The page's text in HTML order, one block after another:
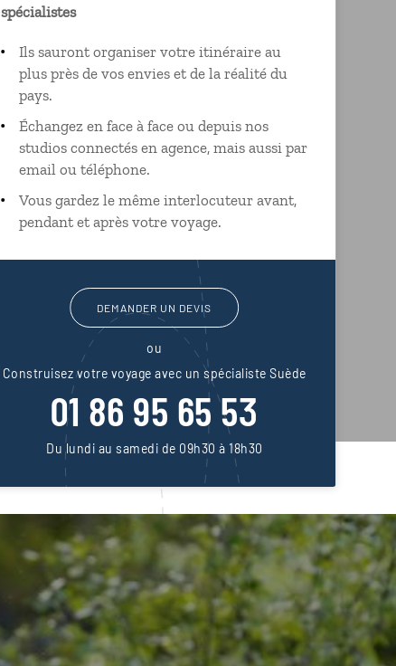
spécialistes
Ils sauront organiser votre itinéraire au
plus près de vos envies et de la réalité du
pays.
Échangez en face à face ou depuis nos
studios connectés en agence, mais aussi par
email ou téléphone.
Vous gardez le même interlocuteur avant,
pendant et après votre voyage.
DEMANDER UN DEVIS
ou
Construisez votre voyage avec un spécialiste Suède
01 86 95 65 53
Du lundi au samedi de 09h30 à 18h30